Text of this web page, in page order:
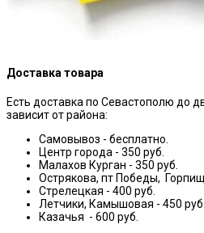
Доставка товара
Есть доставка по Севастополю до
зависит от района:
Самовывоз - бесплатно.
Центр города - 350 руб.
Малахов Курган - 350 руб.
Острякова, пт Победы,
Стрелецкая - 400 руб.
Летчики, Камышовая - 450 руб.
Казачья - 600 руб.